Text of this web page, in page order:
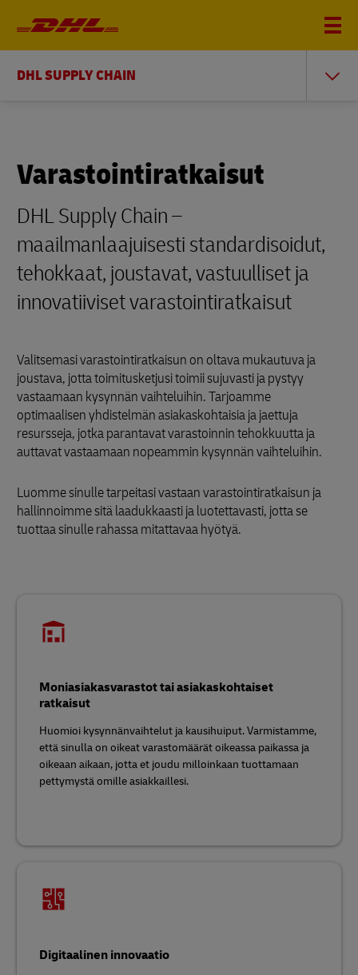
DHL SUPPLY CHAIN
Varastointiratkaisut
DHL Supply Chain –
maailmanlaajuisesti standardisoidut,
tehokkaat, joustavat, vastuulliset ja
innovatiiviset varastointiratkaisut
Valitsemasi varastointiratkaisun on oltava mukautuva ja
joustava, jotta toimitusketjusi toimii sujuvasti ja pystyy
vastaamaan kysynnän vaihteluihin. Tarjoamme
optimaalisen yhdistelmän asiakaskohtaisia ja jaettuja
resursseja, jotka parantavat varastoinnin tehokkuutta ja
auttavat vastaamaan nopeammin kysynnän vaihteluihin.
Luomme sinulle tarpeitasi vastaan varastointiratkaisun ja
hallinnoimme sitä laadukkaasti ja luotettavasti, jotta se
tuottaa sinulle rahassa mitattavaa hyötyä.
Moniasiakasvarastot tai asiakaskohtaiset
ratkaisut
Huomioi kysynnänvaihtelut ja kausihuiput. Varmistamme,
että sinulla on oikeat varastomäärät oikeassa paikassa ja
oikeaan aikaan, jotta et joudu milloinkaan tuottamaan
pettymystä omille asiakkaillesi.
Digitaalinen innovaatio